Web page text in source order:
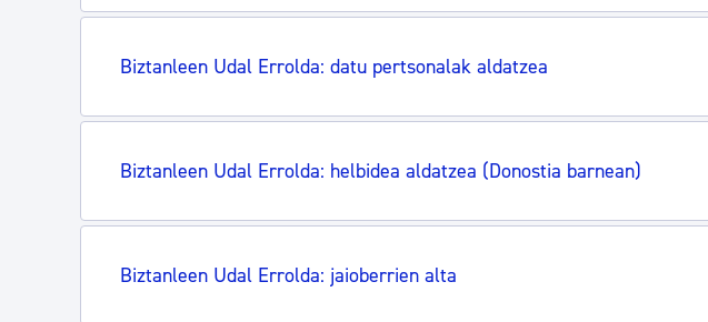
Biztanleen Udal Errolda: datu pertsonalak aldatzea
Biztanleen Udal Errolda: helbidea aldatzea (Donostia barnean)
Biztanleen Udal Errolda: jaioberrien alta